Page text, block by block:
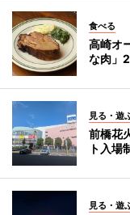
食べる
高崎オ
な肉」
見る・遊
前橋花
ト入場
見る・遊